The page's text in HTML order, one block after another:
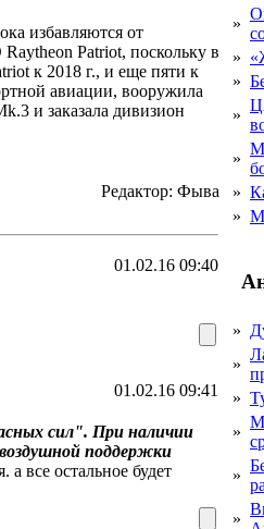
избавляются от
Patriot, поскольку в
к 2018 г., и еще пяти к
авиации, вооружила
и заказала дивизион
Редактор: Фыва
01.02.16 09:40
01.02.16 09:41
сил". При наличии
поддержки
все остальное будет
»
»
»
»
»
»
»
»
»
»
»
»
»